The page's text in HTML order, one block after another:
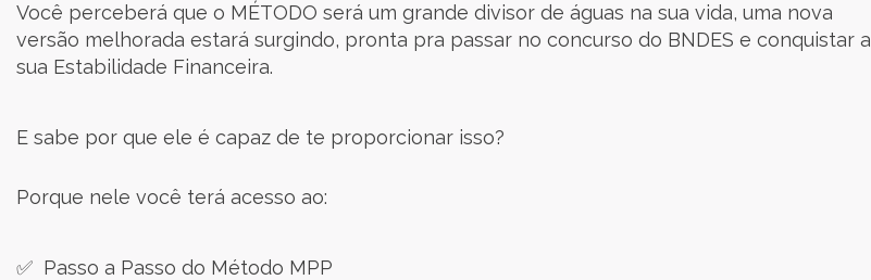
Você perceberá que o MÉTODO será um grande divisor de águas na sua vida, uma nova
versão melhorada estará surgindo, pronta pra passar no concurso do BNDES e conquistar a
sua Estabilidade Financeira.
E sabe por que ele é capaz de te proporcionar isso?
Porque nele você terá acesso ao:
✅ Passo a Passo do Método MPP